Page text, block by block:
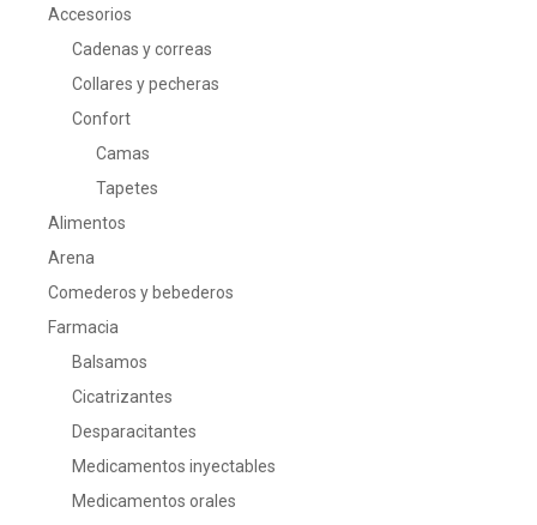
Accesorios
Cadenas y correas
Collares y pecheras
Confort
Camas
Tapetes
Alimentos
Arena
Comederos y bebederos
Farmacia
Balsamos
Cicatrizantes
Desparacitantes
Medicamentos inyectables
Medicamentos orales